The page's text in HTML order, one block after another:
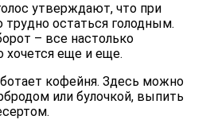
утверждают, что при
остаться голодным.
– все настолько
хочется еще и еще.
кофейня. Здесь можно
или булочкой, выпить